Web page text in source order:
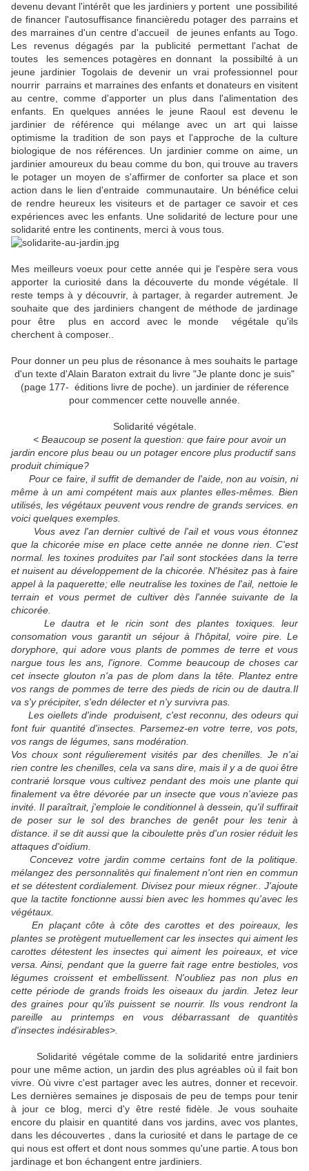
devenu devant l'intérêt que les jardiniers y portent une possibilité
de financer l'autosuffisance financièredu potager des parrains et
des marraines d'un centre d'accueil de jeunes enfants au Togo.
Les revenus dégagés par la publicité permettant l'achat de
toutes les semences potagères en donnant la possibilté à un
jeune jardinier Togolais de devenir un vrai professionnel pour
nourrir parrains et marraines des enfants et donateurs en visitent
au centre, comme d'apporter un plus dans l'alimentation des
enfants. En quelques années le jeune Raoul est devenu le
jardinier de référence qui mélange avec un art qui laisse
optimisme la tradition de son pays et l'approche de la culture
biologique de nos références. Un jardinier comme on aime, un
jardinier amoureux du beau comme du bon, qui trouve au travers
le potager un moyen de s'affirmer de conforter sa place et son
action dans le lien d'entraide communautaire. Un bénéfice celui
de rendre heureux les visiteurs et de partager ce savoir et ces
expériences avec les enfants. Une solidarité de lecture pour une
solidarité entre les continents, merci à vous tous.
Mes meilleurs voeux pour cette année qui je l'espère sera vous
apporter la curiosité dans la découverte du monde végétale. Il
reste temps à y découvrir, à partager, à regarder autrement. Je
souhaite que des jardiniers changent de méthode de jardinage
pour être plus en accord avec le monde végétale qu'ils
cherchent à composer..
Pour donner un peu plus de résonance à mes souhaits le partage
d'un texte d'Alain Baraton extrait du livre "Je plante donc je suis"
(page 177- éditions livre de poche). un jardinier de réference
pour commencer cette nouvelle année.
Solidarité végétale.
< Beaucoup se posent la question: que faire pour avoir un
jardin encore plus beau ou un potager encore plus productif sans
produit chimique?
Pour ce faire, il suffit de demander de l'aide, non au voisin, ni
même à un ami compétent mais aux plantes elles-mêmes. Bien
utilisés, les végétaux peuvent vous rendre de grands services. en
voici quelques exemples.
Vous avez l'an dernier cultivé de l'ail et vous vous étonnez
que la chicorée mise en place cette année ne donne rien. C'est
normal. les toxines produites par l'ail sont stockées dans la terre
et nuisent au développement de la chicorée. N'hésitez pas à faire
appel à la paquerette; elle neutralise les toxines de l'ail, nettoie le
terrain et vous permet de cultiver dès l'année suivante de la
chicorée.
Le dautra et le ricin sont des plantes toxiques. leur
consomation vous garantit un séjour à l'hôpital, voire pire. Le
doryphore, qui adore vous plants de pommes de terre et vous
nargue tous les ans, l'ignore. Comme beaucoup de choses car
cet insecte glouton n'a pas de plom dans la tête. Plantez entre
vos rangs de pommes de terre des pieds de ricin ou de dautra.Il
va s'y précipiter, s'edn délecter et n'y survivra pas.
Les oiellets d'inde produisent, c'est reconnu, des odeurs qui
font fuir quantité d'insectes. Parsemez-en votre terre, vos pots,
vos rangs de légumes, sans modération.
Vos choux sont régulierement visités par des chenilles. Je n'ai
rien contre les chenilles, cela va sans dire, mais il y a de quoi être
contrarié lorsque vous cultivez pendant des mois une plante qui
finalement va être dévorée par un insecte que vous n'avieze pas
invité. Il paraîtrait, j'emploie le conditionnel à dessein, qu'il suffirait
de poser sur le sol des branches de genêt pour les tenir à
distance. il se dit aussi que la ciboulette près d'un rosier réduit les
attaques d'oidium.
Concevez votre jardin comme certains font de la politique.
mélangez des personnalitès qui finalement n'ont rien en commun
et se détestent cordialement. Divisez pour mieux régner.. J'ajoute
que la tactite fonctionne aussi bien avec les hommes qu'avec les
végétaux.
En plaçant côte à côte des carottes et des poireaux, les
plantes se protègent mutuellement car les insectes qui aiment les
carottes détestent les insectes qui aiment les poireaux, et vice
versa. Ainsi, pendant que la guerre fait rage entre bestioles, vos
légumes croissent et embellissent. N'oubliez pas non plus en
cette période de grands froids les oiseaux du jardin. Jetez leur
des graines pour qu'ils puissent se nourrir. Ils vous rendront la
pareille au printemps en vous débarrassant de quantitès
d'insectes indésirables>.
Solidarité végétale comme de la solidarité entre jardiniers
pour une même action, un jardin des plus agréables où il fait bon
vivre. Où vivre c'est partager avec les autres, donner et recevoir.
Les dernières semaines je disposais de peu de temps pour tenir
à jour ce blog, merci d'y être resté fidèle. Je vous souhaite
encore du plaisir en quantité dans vos jardins, avec vos plantes,
dans les découvertes , dans la curiosité et dans le partage de ce
qui nous est offert et dont nous sommes qu'une partie. A tous bon
jardinage et bon échangent entre jardiniers.